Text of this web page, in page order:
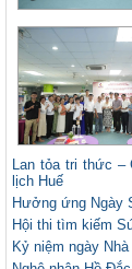
Lan tỏa tri thức –
lịch Huế
Hưởng ứng Ngày
Hội thi tìm kiếm
Kỷ niệm ngày